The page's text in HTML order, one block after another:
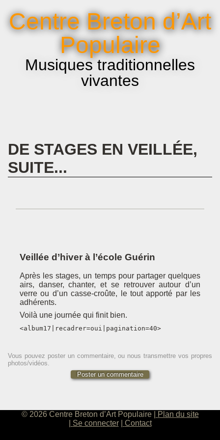
Centre Breton d’Art
Populaire
Musiques traditionnelles
vivantes
Infos pratiques
DE STAGES EN VEILLÉE,
SUITE...
Veillée d’hiver à l’école Guérin
Après les stages, un temps pour partager quelques
airs, danser, chanter, et se retrouver autour d’un
verre ou d’un casse-croûte, le tout apporté par les
adhérents.
Voilà une journée qui finit bien.
<album17|recadrer=oui|pagination=40>
Vous pouvez poster un commentaire, ou nous transmettre vos propres
photos/vidéos.
Poster un commentaire
© 2026 Centre Breton d’Art Populaire
Plan du site
Se connecter
Contact